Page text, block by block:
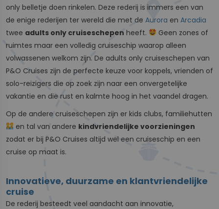
only belletje doen rinkelen. Deze rederij is immers een van
de enige rederijen ter wereld die met de Aurora en Arcadia
twee adults only cruiseschepen heeft.
Geen zones of
ruimtes maar een volledig cruiseschip waarop alleen
volwassenen welkom zijn. De adults only cruiseschepen van
P&O Cruises zijn de perfecte keuze voor koppels, vrienden of
solo-reizigers die op zoek zijn naar een onvergetelijke
vakantie en die rust en kalmte hoog in het vaandel dragen.
Op de andere cruiseschepen zijn er kids clubs, familiehutten
en tal van andere kindvriendelijke voorzieningen
zodat er bij P&O Cruises altijd wel een cruiseschip en een
cruise op maat is.
Innovatieve, duurzame en klantvriendelijke
cruise
De rederij besteedt veel aandacht aan innovatie,